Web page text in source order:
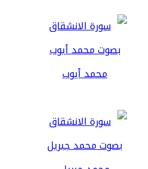
محمد أيوب